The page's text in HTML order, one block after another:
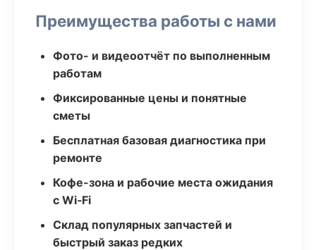
Преимущества работы с нами
Фото- и видеоотчёт по выполненным
работам
Фиксированные цены и понятные
сметы
Бесплатная базовая диагностика при
ремонте
Кофе-зона и рабочие места ожидания
с Wi‑Fi
Склад популярных запчастей и
быстрый заказ редких